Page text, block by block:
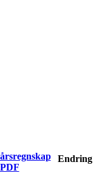
Endring